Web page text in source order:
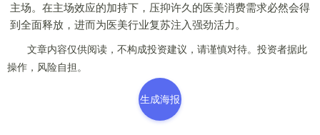
主场。在主场效应的加持下，压抑许久的医美消费需求必然会得
到全面释放，进而为医美行业复苏注入强劲活力。
文章内容仅供阅读，不构成投资建议，请谨慎对待。投资者据此
操作，风险自担。
生成海报